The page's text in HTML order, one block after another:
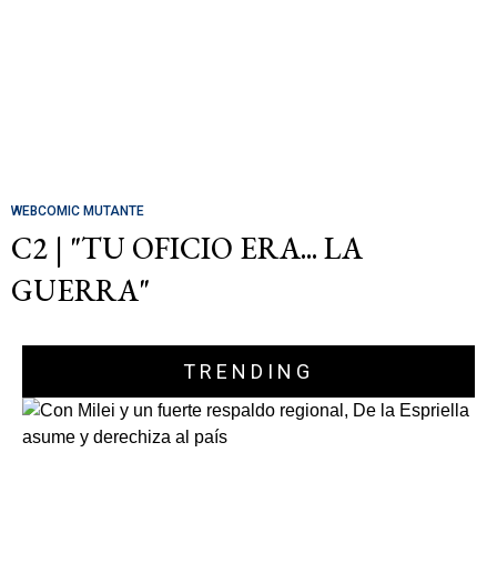
WEBCOMIC MUTANTE
C2 | "TU OFICIO ERA... LA
GUERRA"
TRENDING